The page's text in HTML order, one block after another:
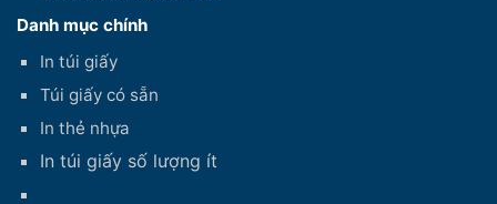
Danh mục chính
In túi giấy
Túi giấy có sẵn
In thẻ nhựa
In túi giấy số lượng ít